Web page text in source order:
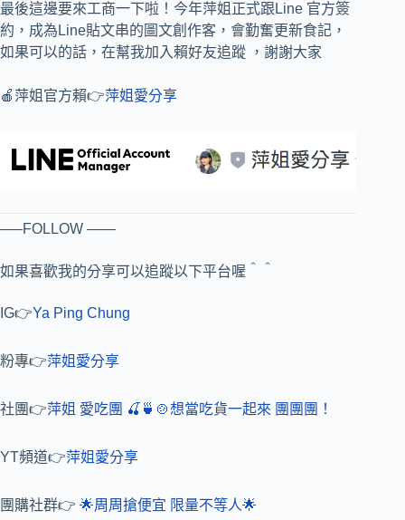
最後這邊要來工商一下啦！今年萍姐正式跟Line 官方簽
約，成為Line貼文串的圖文創作客，會勤奮更新食記，
如果可以的話，在幫我加入賴好友追蹤 ，謝謝大家
🍎萍姐官方賴👉萍姐愛分享
—–FOLLOW ——
如果喜歡我的分享可以追蹤以下平台喔＾＾
IG👉Ya Ping Chung
粉專👉萍姐愛分享
社團👉萍姐 愛吃團 🍒🍵🍲想當吃貨一起來 團團團！
YT頻道👉萍姐愛分享
團購社群👉 🌟周周搶便宜 限量不等人🌟